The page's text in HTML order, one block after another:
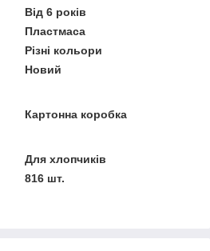
Від 6 років
Пластмаса
Різні кольори
Новий
Картонна коробка
Для хлопчиків
816 шт.